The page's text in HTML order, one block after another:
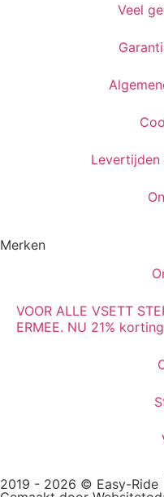
Veel
Levertijden
Merken
VOOR ALLE VSETT
ERMEE. NU 21%
2019 - 2026 © Easy-Ride |